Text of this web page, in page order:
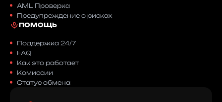
AML Проверка
Предупреждение о рисках
ПОМОЩЬ
Поддержка 24/7
FAQ
Как это работает
Комиссии
Статус обмена